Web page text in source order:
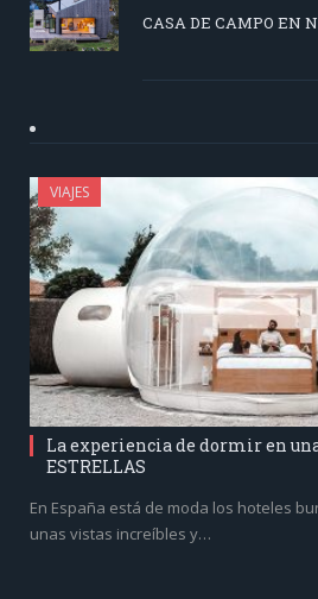
CASA DE CAMPO EN
VIAJES
La experiencia de dormir en
ESTRELLAS
En España está de moda los hoteles
unas vistas increíbles y…